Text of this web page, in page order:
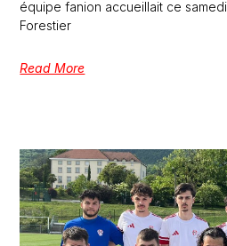
équipe fanion accueillait ce
Forestier
Read More